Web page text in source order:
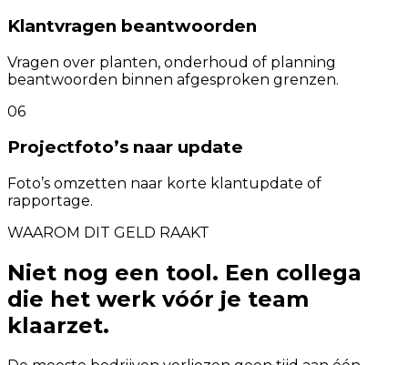
Klantvragen beantwoorden
Vragen over planten, onderhoud of planning
beantwoorden binnen afgesproken grenzen.
06
Projectfoto’s naar update
Foto’s omzetten naar korte klantupdate of
rapportage.
WAAROM DIT GELD RAAKT
Niet nog een tool. Een collega
die het werk vóór je team
klaarzet.